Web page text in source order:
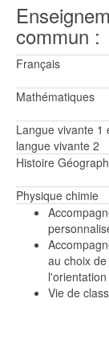
commun :
Français
Mathématiques
Langue vivante 1
langue vivante 2
Histoire
Physique chimie
au choix de
l'orientation
Vie de